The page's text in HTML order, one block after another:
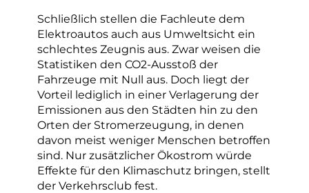
Schließlich stellen die Fachleute dem
Elektroautos auch aus Umweltsicht ein
schlechtes Zeugnis aus. Zwar weisen die
Statistiken den CO2-Ausstoß der
Fahrzeuge mit Null aus. Doch liegt der
Vorteil lediglich in einer Verlagerung der
Emissionen aus den Städten hin zu den
Orten der Stromerzeugung, in denen
davon meist weniger Menschen betroffen
sind. Nur zusätzlicher Ökostrom würde
Effekte für den Klimaschutz bringen, stellt
der Verkehrsclub fest.